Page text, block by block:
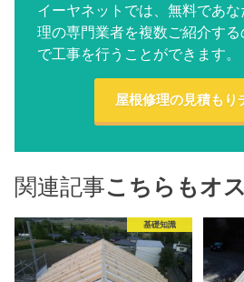
イーヤネットでは、無料であ
理の専門業者を複数ご紹介す
で工事を行うことができます。
屋根修理の見積もり
関連記事こちらもオ
基礎知識